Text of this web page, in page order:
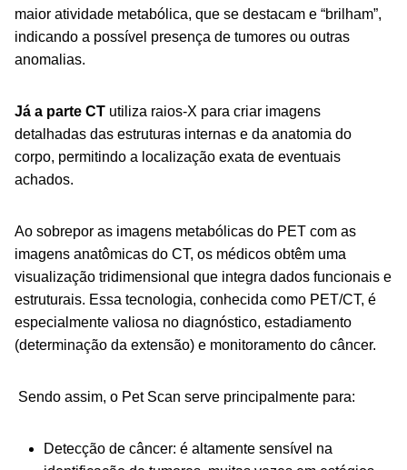
maior atividade metabólica, que se destacam e “brilham”,
indicando a possível presença de tumores ou outras
anomalias.
Já a parte CT utiliza raios-X para criar imagens
detalhadas das estruturas internas e da anatomia do
corpo, permitindo a localização exata de eventuais
achados.
Ao sobrepor as imagens metabólicas do PET com as
imagens anatômicas do CT, os médicos obtêm uma
visualização tridimensional que integra dados funcionais e
estruturais. Essa tecnologia, conhecida como PET/CT, é
especialmente valiosa no diagnóstico, estadiamento
(determinação da extensão) e monitoramento do câncer.
Sendo assim, o Pet Scan serve principalmente para:
Detecção de câncer: é altamente sensível na